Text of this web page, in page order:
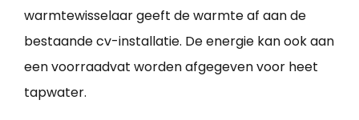
warmtewisselaar geeft de warmte af aan de
bestaande cv-installatie. De energie kan ook aan
een voorraadvat worden afgegeven voor heet
tapwater.